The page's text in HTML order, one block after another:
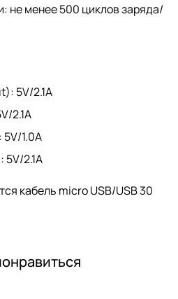
не менее 500 циклов заряда/
5V/2.1А
2.1А
1.0A
2.1A
кабель micro USB/USB 30